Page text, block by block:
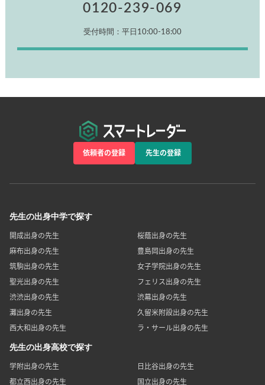
0120-239-069
受付時間：平日10:00-18:00
依頼者の登録 先生の登録
先生の出身中学で探す
開成出身の先生
桜蔭出身の先生
麻布出身の先生
豊島岡出身の先生
筑駒出身の先生
女子学院出身の先生
聖光出身の先生
フェリス出身の先生
渋渋出身の先生
渋幕出身の先生
灘出身の先生
久留米附設出身の先生
西大和出身の先生
ラ・サール出身の先生
先生の出身高校で探す
学附出身の先生
日比谷出身の先生
都立西出身の先生
国立出身の先生